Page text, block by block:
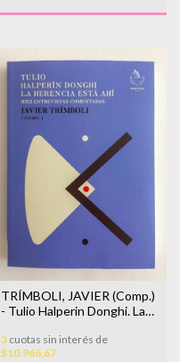
TRÍMBOLI, JAVIER (Comp.)
- Tulio Halperin Donghi. La
3 cuotas sin interés de
$10.966,67